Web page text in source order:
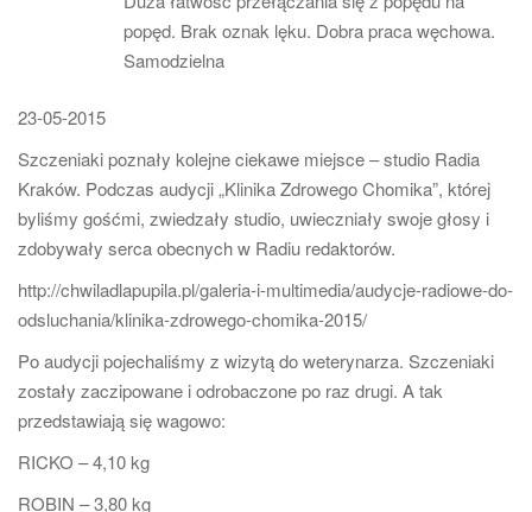
popęd. Brak oznak lęku. Dobra praca węchowa.
Samodzielna
23-05-2015
Szczeniaki poznały kolejne ciekawe miejsce – studio Radia
Kraków. Podczas audycji „Klinika Zdrowego Chomika”, której
byliśmy gośćmi, zwiedzały studio, uwieczniały swoje głosy i
zdobywały serca obecnych w Radiu redaktorów.
http://chwiladlapupila.pl/galeria-i-multimedia/audycje-radiowe-do-
odsluchania/klinika-zdrowego-chomika-2015/
Po audycji pojechaliśmy z wizytą do weterynarza. Szczeniaki
zostały zaczipowane i odrobaczone po raz drugi. A tak
przedstawiają się wagowo:
RICKO – 4,10 kg
ROBIN – 3,80 kg